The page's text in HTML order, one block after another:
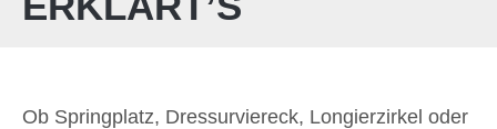
Ob Springplatz, Dressurviereck, Longierzirkel oder